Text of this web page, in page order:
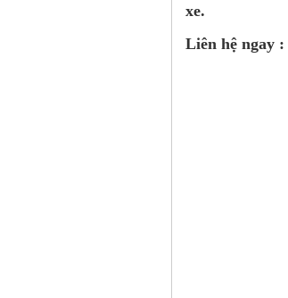
xe.
Liên hệ ngay :